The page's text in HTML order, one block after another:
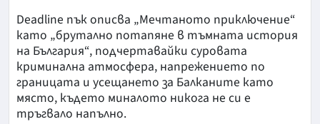
Deadline пък описва „Мечтаното приключение“
като „брутално потапяне в тъмната история
на България“, подчертавайки суровата
криминална атмосфера, напрежението по
границата и усещането за Балканите като
място, където миналото никога не си е
тръгвало напълно.